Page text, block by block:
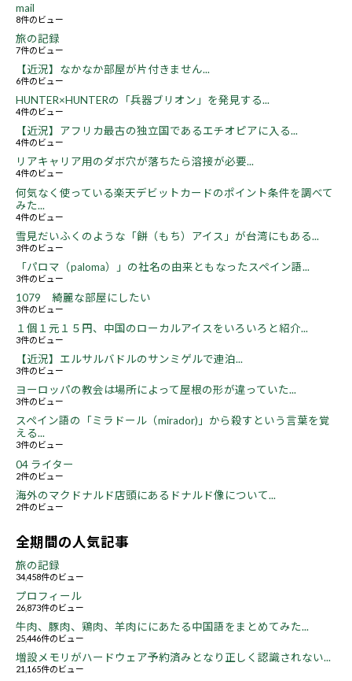
mail
8件のビュー
旅の記録
7件のビュー
【近況】なかなか部屋が片付きません...
6件のビュー
HUNTER×HUNTERの「兵器ブリオン」を発見する...
4件のビュー
【近況】アフリカ最古の独立国であるエチオピアに入る...
4件のビュー
リアキャリア用のダボ穴が落ちたら溶接が必要...
4件のビュー
何気なく使っている楽天デビットカードのポイント条件を調べて
みた...
4件のビュー
雪見だいふくのような「餅（もち）アイス」が台湾にもある...
3件のビュー
「パロマ（paloma）」の社名の由来ともなったスペイン語...
3件のビュー
1079 綺麗な部屋にしたい
3件のビュー
１個１元１５円、中国のローカルアイスをいろいろと紹介...
3件のビュー
【近況】エルサルバドルのサンミゲルで連泊...
3件のビュー
ヨーロッパの教会は場所によって屋根の形が違っていた...
3件のビュー
スペイン語の「ミラドール（mirador)」から殺すという言葉を覚
える...
3件のビュー
04 ライター
2件のビュー
海外のマクドナルド店頭にあるドナルド像について...
2件のビュー
全期間の人気記事
旅の記録
34,458件のビュー
プロフィール
26,873件のビュー
牛肉、豚肉、鶏肉、羊肉ににあたる中国語をまとめてみた...
25,446件のビュー
増設メモリがハードウェア予約済みとなり正しく認識されない...
21,165件のビュー